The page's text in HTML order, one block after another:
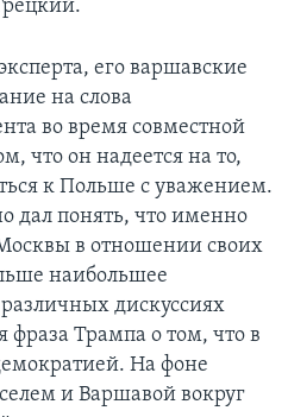
его варшавские
на слова
во время совместной
что он надеется на то,
к Польше с уважением.
дал понять, что именно
в отношении своих
наибольшее
дискуссиях
фраза Трампа о том, что в
На фоне
и Варшавой вокруг